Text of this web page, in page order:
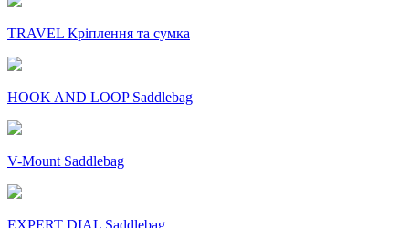
TRAVEL Кріплення та сумка
HOOK AND LOOP Saddlebag
V-Mount Saddlebag